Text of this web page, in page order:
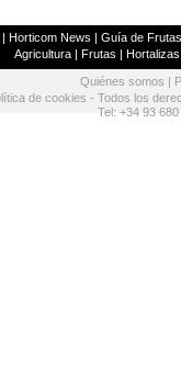
| Horticom News | Guía de
Agricultura| Frutas | Hortalizas
Quiénes somos
de cookies - Todos los
Tel: +34 93